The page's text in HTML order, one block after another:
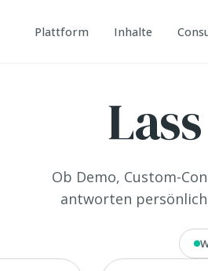
Plattform Inhalte
Ob Demo, Custom-
antworten